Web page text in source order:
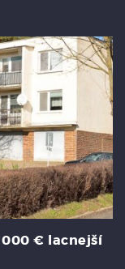
000 € lacnejší